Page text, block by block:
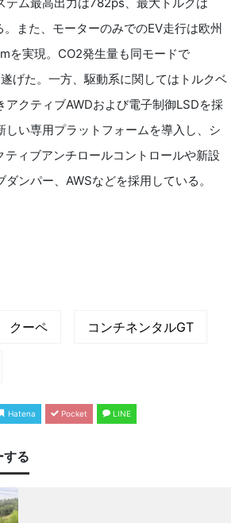
また、モーターのみでのEV走行は欧州
を実現。CO2発生量も同モードで
げた。一方、駆動系に関してはトルクベ
アクティブAWDおよび電子制御LSDを採
しい専用プラットフォームを導入し、シ
ティブアンチロールコントロールや新設
ンパー、AWSなどを採用している。
クーペ コンチネンタルGT
Hatena Pocket LINE
する